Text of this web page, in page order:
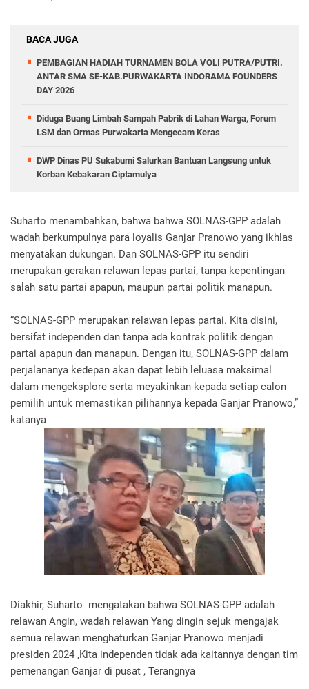
BACA JUGA
PEMBAGIAN HADIAH TURNAMEN BOLA VOLI PUTRA/PUTRI.
ANTAR SMA SE-KAB.PURWAKARTA INDORAMA FOUNDERS
DAY 2026
Diduga Buang Limbah Sampah Pabrik di Lahan Warga, Forum
LSM dan Ormas Purwakarta Mengecam Keras
DWP Dinas PU Sukabumi Salurkan Bantuan Langsung untuk
Korban Kebakaran Ciptamulya
Suharto menambahkan, bahwa bahwa SOLNAS-GPP adalah
wadah berkumpulnya para loyalis Ganjar Pranowo yang ikhlas
menyatakan dukungan. Dan SOLNAS-GPP itu sendiri
merupakan gerakan relawan lepas partai, tanpa kepentingan
salah satu partai apapun, maupun partai politik manapun.
“SOLNAS-GPP merupakan relawan lepas partai. Kita disini,
bersifat independen dan tanpa ada kontrak politik dengan
partai apapun dan manapun. Dengan itu, SOLNAS-GPP dalam
perjalananya kedepan akan dapat lebih leluasa maksimal
dalam mengeksplore serta meyakinkan kepada setiap calon
pemilih untuk memastikan pilihannya kepada Ganjar Pranowo,”
katanya
Diakhir, Suharto mengatakan bahwa SOLNAS-GPP adalah
relawan Angin, wadah relawan Yang dingin sejuk mengajak
semua relawan menghaturkan Ganjar Pranowo menjadi
presiden 2024 ,Kita independen tidak ada kaitannya dengan tim
pemenangan Ganjar di pusat , Terangnya